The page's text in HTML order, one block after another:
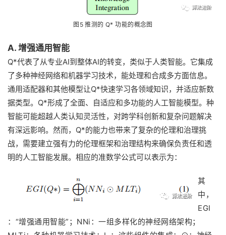
图5 推测的 Q* 功能的概念图
A. 增强通用智能
Q*代表了从专业AI到整体AI的转变，类似于人类智能。它集成
了多种神经网络和机器学习技术，能处理和合成多方面信息。
通用适配器和其他模型让Q*快速学习各领域知识，并适应新数
据类型。Q*形成了全面、自适应和多功能的人工智能模型。种
智能可能超越人类认知灵活性，对跨学科创新和复杂问题解决
有深远影响。然而，Q*的能力也带来了复杂的伦理和治理挑
战，需要建立强有力的伦理框架和治理结构来确保负责任和透
明的人工智能发展。相应的准数学公式可以表示为：
其
中，
EGI
：“增强通用智能”；NNi：一组多样化的神经网络架构；